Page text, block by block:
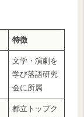
特徴
文学・演劇を
学び落語研究
会に所属
都立トップク